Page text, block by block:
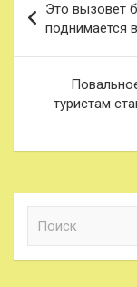
по
записям
Это вызовет
поднимается
туристам